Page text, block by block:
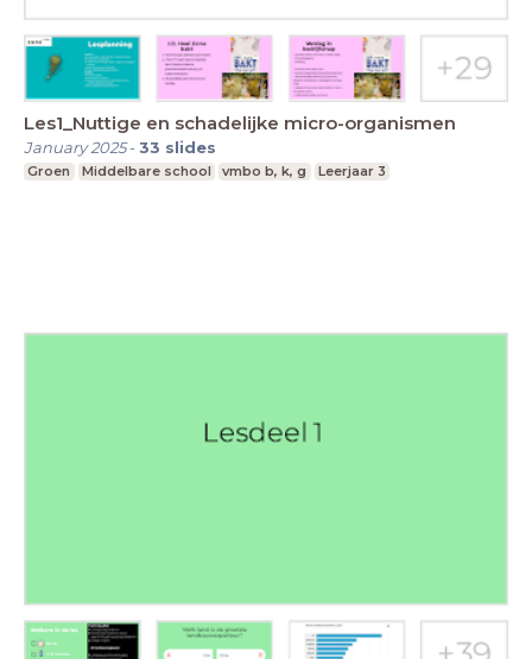
Les1_Nuttige en schadelijke micro-organismen
January 2025-33 slides
Groen Middelbare school vmbo b, k, g Leerjaar 3